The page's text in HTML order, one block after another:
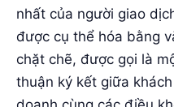
nhất của người giao
được cụ thể hóa bằng
chặt chẽ, được gọi là
thuận ký kết giữa